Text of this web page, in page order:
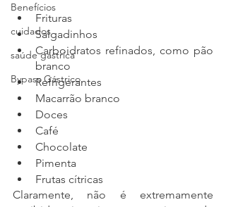
Benefícios
cuidados
saúde gástrica
Bypass Gástrico
Frituras
Salgadinhos
Carboidratos refinados, como pão
branco
Refrigerantes
Macarrão branco
Doces
Café
Chocolate
Pimenta
Frutas cítricas
Claramente, não é extremamente